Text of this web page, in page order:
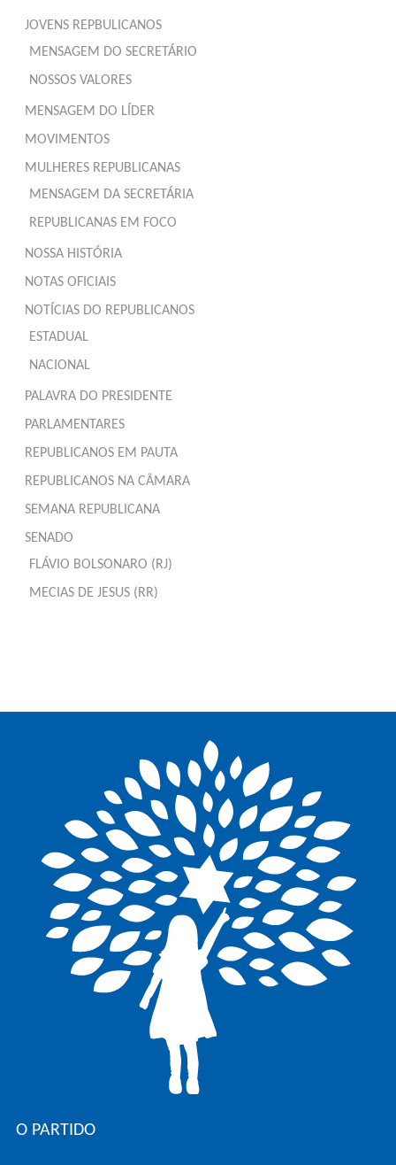
JOVENS REPBULICANOS
MENSAGEM DO SECRETÁRIO
NOSSOS VALORES
MENSAGEM DO LÍDER
MOVIMENTOS
MULHERES REPUBLICANAS
MENSAGEM DA SECRETÁRIA
REPUBLICANAS EM FOCO
NOSSA HISTÓRIA
NOTAS OFICIAIS
NOTÍCIAS DO REPUBLICANOS
ESTADUAL
NACIONAL
PALAVRA DO PRESIDENTE
PARLAMENTARES
REPUBLICANOS EM PAUTA
REPUBLICANOS NA CÂMARA
SEMANA REPUBLICANA
SENADO
FLÁVIO BOLSONARO (RJ)
MECIAS DE JESUS (RR)
O PARTIDO